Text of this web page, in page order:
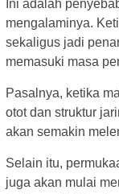
Ini adalah
mengalaminya.
sekaligus jadi
memasuki masa
Pasalnya, ketika
otot dan struktur
akan semakin
Selain itu,
juga akan mulai